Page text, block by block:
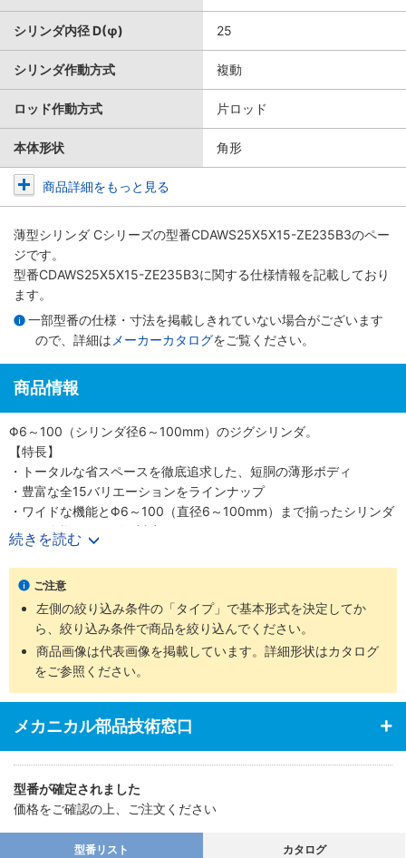
シリンダ内径 D(φ) 25
シリンダ作動方式 複動
ロッド作動方式 片ロッド
本体形状 角形
商品詳細をもっと見る
薄型シリンダ Cシリーズの型番CDAWS25X5X15-ZE235B3のペー
ジです。
型番CDAWS25X5X15-ZE235B3に関する仕様情報を記載しており
ます。
一部型番の仕様・寸法を掲載しきれていない場合がございます
ので、詳細は メーカーカタログをご覧ください。
商品情報
Φ6～100（シリンダ径6～100mm）のジグシリンダ。
【特長】
・トータルな省スペースを徹底追求した、短胴の薄形ボディ
・豊富な全15バリエーションをラインナップ
・ワイドな機能とΦ6～100（直径6～100mm）まで揃ったシリンダ
径で、多様なニーズに対応
・スクエアロッドで回転レス機能がプラス、機械装置の高効率設計
が可能
【用途】
・あらゆる業界の空気圧機器や生産ラインに対応
続きを読む
ご注意
左側の絞り込み条件の「タイプ」で基本形式を決定してか
ら、絞り込み条件で商品を絞り込んでください。
商品画像は代表画像を掲載しています。詳細形状はカタログ
をご参照ください。
メカニカル部品技術窓口
型番が確定されました
価格をご確認の上、ご注文ください
型番リスト カタログ